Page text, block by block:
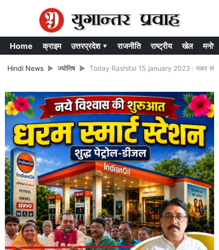
Home क्राइम उत्तरप्रदेश ▾ राजनीति राष्ट्रीय खेल
Hindi News ज्योतिष Today Rashifal 15 january 2023 : मकर